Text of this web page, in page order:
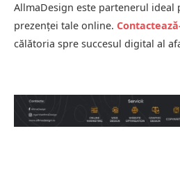
AllmaDesign este partenerul ideal
prezenței tale online.
călătoria spre succesul digital al